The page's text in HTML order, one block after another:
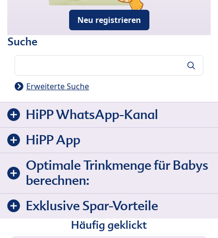
Neu registrieren
Suche
Erweiterte Suche
HiPP WhatsApp-Kanal
HiPP App
Optimale Trinkmenge für Babys
berechnen:
Exklusive Spar-Vorteile
Häufig geklickt